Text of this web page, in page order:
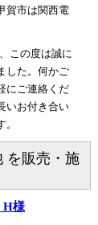
賀市は関西電
この度は誠に
した。何かご
にご連絡くだ
いお付き合い
を販売・施
H様